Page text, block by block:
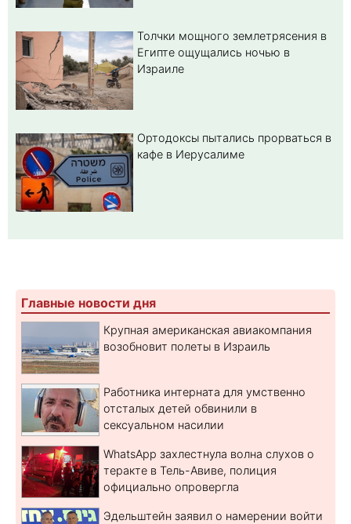
Толчки мощного землетрясения в
Египте ощущались ночью в
Израиле
Ортодоксы пытались прорваться в
кафе в Иерусалиме
Главные новости дня
Крупная американская авиакомпания
возобновит полеты в Израиль
Работника интерната для умственно
отсталых детей обвинили в
сексуальном насилии
WhatsApp захлестнула волна слухов о
теракте в Тель-Авиве, полиция
официально опровергла
Эдельштейн заявил о намерении войти